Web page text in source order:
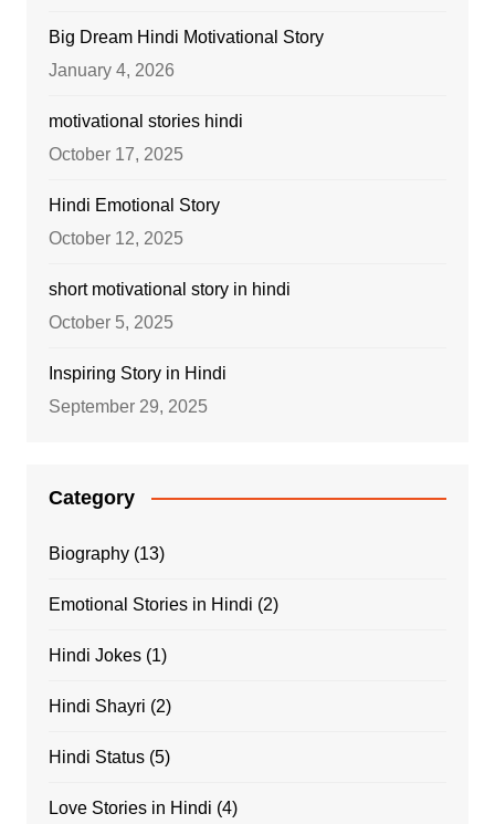
Big Dream Hindi Motivational Story
January 4, 2026
motivational stories hindi
October 17, 2025
Hindi Emotional Story
October 12, 2025
short motivational story in hindi
October 5, 2025
Inspiring Story in Hindi
September 29, 2025
Category
Biography(13)
Emotional Stories in Hindi (2)
Hindi Jokes(1)
Hindi Shayri (2)
Hindi Status(5)
Love Stories in Hindi (4)